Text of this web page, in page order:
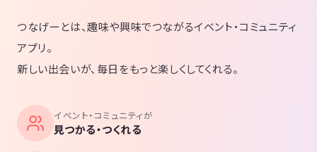
つなげーとは、趣味や興味でつながるイベント・コミュニティ
アプリ。
新しい出会いが、毎日をもっと楽しくしてくれる。
イベント・コミュニティが
見つかる・つくれる